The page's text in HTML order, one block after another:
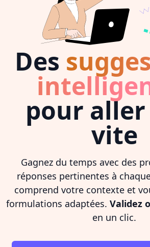
Des
pour
vite
Gagnez du temps avec des
réponses pertinentes à
comprend votre contexte et
formulations adaptées. Validez
en un clic.